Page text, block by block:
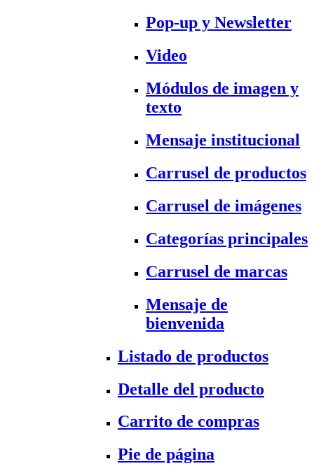
Pop-up y Newsletter
Video
Módulos de imagen y
texto
Mensaje institucional
Carrusel de productos
Carrusel de imágenes
Categorías principales
Carrusel de marcas
Mensaje de
bienvenida
Listado de productos
Detalle del producto
Carrito de compras
Pie de página